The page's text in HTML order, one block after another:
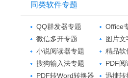
同类软件专题
QQ群发器专题
Office
微信多开专题
图片
小说阅读器专题
精品软
搜狗输入法专题
PDF阅
PDF转Word转换器
迅捷转